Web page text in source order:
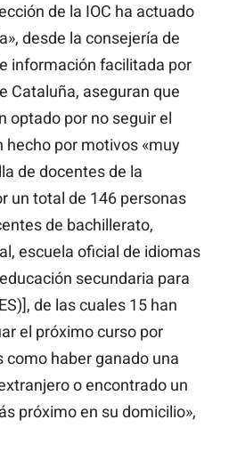
de la IOC ha actuado
desde la consejería de
información facilitada por
Cataluña, aseguran que
optado por no seguir el
hecho por motivos «muy
de docentes de la
un total de 146 personas
de bachillerato,
escuela oficial de idiomas
secundaria para
de las cuales 15 han
el próximo curso por
haber ganado una
o encontrado un
próximo en su domicilio»,